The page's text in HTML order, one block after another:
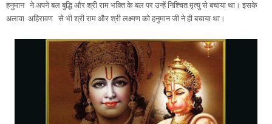
हनुमान ने अपने बल बुद्धि और श्री राम भक्ति के बल पर उन्हें निश्चित मृत्यु से बचाया था। इसके
अलावा अहिरावण से भी श्री राम और श्री लक्ष्मण को हनुमान जी ने ही बचाया था।